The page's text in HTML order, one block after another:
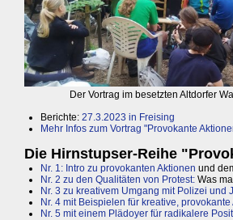
Der Vortrag im besetzten Altdorfer
Berichte: 27.3.2023 in Freising
Mehr Infos zum Vortrag "Provokante
Die Hirnstupser-Reihe
Nr. 1: Intro zu provokanten Aktionen und
Nr. 2 zu den Qualitäten von Protest: Was
Nr. 3 zu kreativem Umgang mit Polizei und
Nr. 4 mit Beispielen für kreative, provokante
Nr. 5 mit einem Plädoyer für radikalere